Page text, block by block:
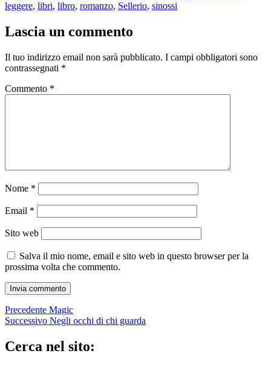
leggere, libri, libro, romanzo, Sellerio, sinossi
Lascia un commento
Il tuo indirizzo email non sarà pubblicato. I campi obbligatori sono
contrassegnati *
Commento *
Nome *
Email *
Sito web
Salva il mio nome, email e sito web in questo browser per la
prossima volta che commento.
Navigazione
articoli
Precedente Articolo
precedente:
Magic
Successivo Articolo
Negli occhi di chi guarda
Cerca nel sito: